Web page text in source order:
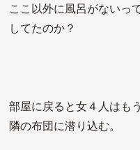
ここ以外に風呂がないっ
してたのか？
部屋に戻ると女４人はも
隣の布団に潜り込む。